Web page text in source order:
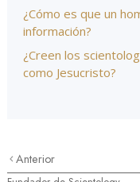
¿Cómo es que un
información?
¿Creen los
como Jesucristo?
Anterior